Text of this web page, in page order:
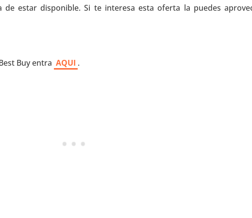
estar disponible. Si te interesa esta oferta la puedes
Buy entra AQUI .